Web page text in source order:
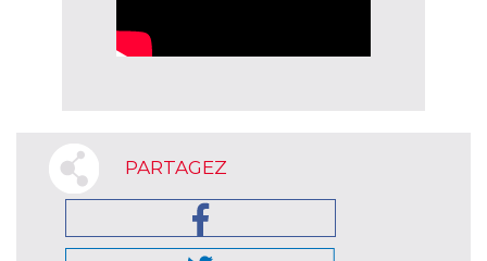
PARTAGEZ